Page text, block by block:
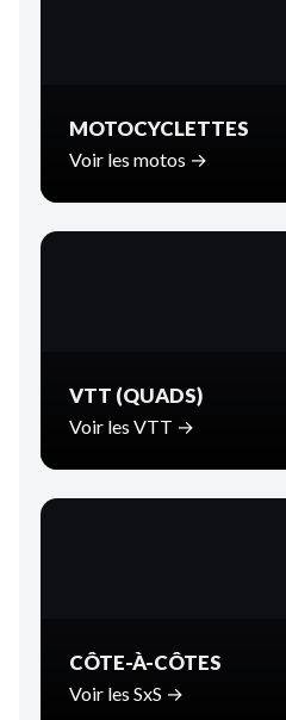
MOTOCYCLETTES
Voir les motos →
VTT (QUADS)
Voir les VTT →
CÔTE-À-CÔTES
Voir les SxS →